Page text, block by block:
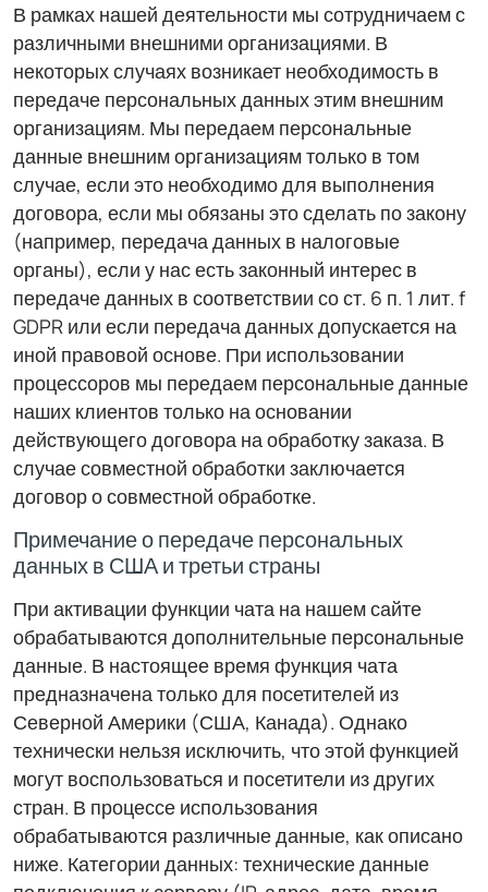
В рамках нашей деятельности мы сотрудничаем с
различными внешними организациями. В
некоторых случаях возникает необходимость в
передаче персональных данных этим внешним
организациям. Мы передаем персональные
данные внешним организациям только в том
случае, если это необходимо для выполнения
договора, если мы обязаны это сделать по закону
(например, передача данных в налоговые
органы), если у нас есть законный интерес в
передаче данных в соответствии со ст. 6 п. 1 лит. f
GDPR или если передача данных допускается на
иной правовой основе. При использовании
процессоров мы передаем персональные данные
наших клиентов только на основании
действующего договора на обработку заказа. В
случае совместной обработки заключается
договор о совместной обработке.
Примечание о передаче персональных
данных в США и третьи страны
При активации функции чата на нашем сайте
обрабатываются дополнительные персональные
данные. В настоящее время функция чата
предназначена только для посетителей из
Северной Америки (США, Канада). Однако
технически нельзя исключить, что этой функцией
могут воспользоваться и посетители из других
стран. В процессе использования
обрабатываются различные данные, как описано
ниже. Категории данных: технические данные